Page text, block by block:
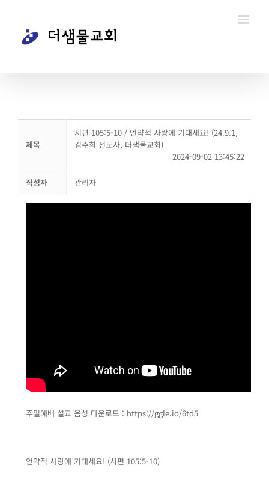
제목
시편 105:5-10 / 언약적 사랑에 기대세요! (24.9.1,
김주희 전도사, 더샘물교회)
2024-09-02 13:45:22
작성자 관리자
주일예배 설교 음성 다운로드 : https://ggle.io/6td5
언약적 사랑에 기대세요! (시편 105:5-10)